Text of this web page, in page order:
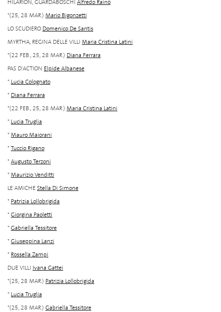
HILARION, GUARDABOSCHI Alfredo Rainò
*(25, 28 MAR.) Mario Bigonzetti
LO SCUDIERO Domenico De Santis
MYRTHA, REGINA DELLE VILLI Maria Cristina Latini
*(22 FEB., 25, 28 MAR.) Diana Ferrara
PAS D'ACTION Elpide Albanese
* Lucia Colognato
* Diana Ferrara
*(22 FEB., 25, 28 MAR.) Maria Cristina Latini
* Lucia Truglia
*Mauro Maiorani
*Tuccio Rigano
*Augusto Terzoni
*Maurizio Venditti
LE AMICHEStella Di Simone
* Patrizia Lollobrigida
*Giorgina Paoletti
*Gabriella Tessitore
*Giuseppina Lanzi
* Rossella Zampi
DUE VILLI Ivana Gattei
*(25, 28 MAR.) Patrizia Lollobrigida
* Lucia Truglia
*(25, 28 MAR.) Gabriella Tessitore